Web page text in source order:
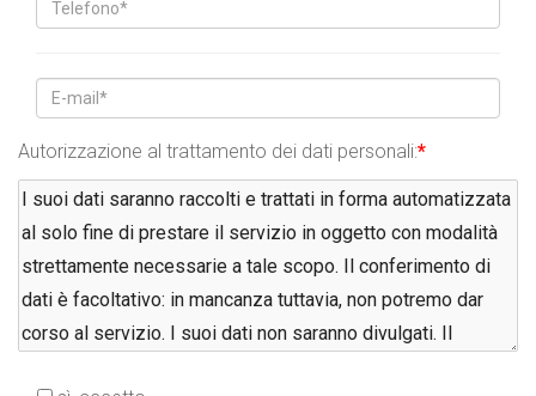
Autorizzazione al trattamento dei dati personali:*